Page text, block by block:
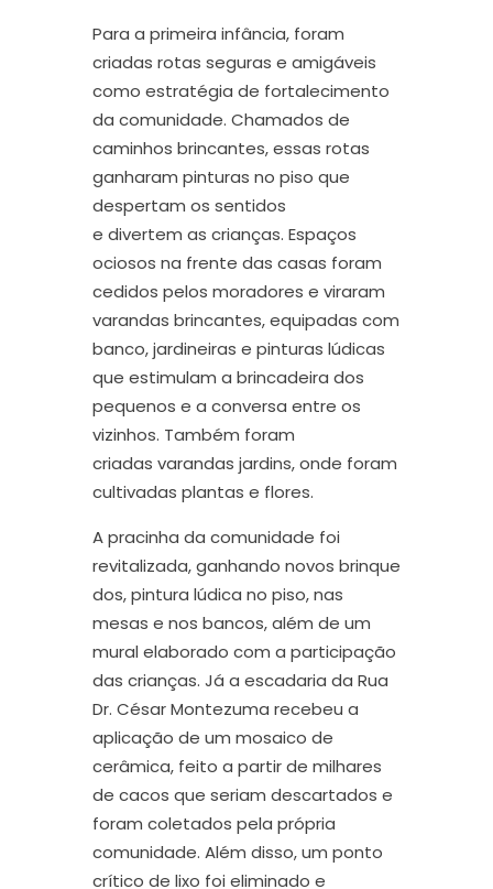
Para a primeira infância, foram
criadas rotas seguras e amigáveis
como estratégia de fortalecimento
da comunidade. Chamados de
caminhos brincantes, essas rotas
ganharam pinturas no piso que
despertam os sentidos
e divertem as crianças. Espaços
ociosos na frente das casas foram
cedidos pelos moradores e viraram
varandas brincantes, equipadas com
banco, jardineiras e pinturas lúdicas
que estimulam a brincadeira dos
pequenos e a conversa entre os
vizinhos. Também foram
criadas varandas jardins, onde foram
cultivadas plantas e flores.
A pracinha da comunidade foi
revitalizada,ganhando novos brinque
dos, pintura lúdica no piso, nas
mesas e nos bancos, além de um
mural elaborado com a participação
das crianças. Já a escadaria da Rua
Dr. César Montezuma recebeu a
aplicação de um mosaico de
cerâmica, feito a partir de milhares
de cacos que seriam descartados e
foram coletados pela própria
comunidade. Além disso,um ponto
crítico de lixo foi eliminado e